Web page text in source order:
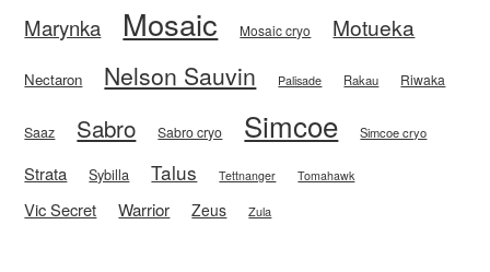
Marynka
Mosaic Mosaic cryo Motueka
Nectaron Nelson Sauvin Palisade Rakau Riwaka
Saaz Sabro Sabro cryo Simcoe Simcoe cryo
Strata Sybilla Talus Tettnanger Tomahawk
Vic Secret Warrior Zeus Zula